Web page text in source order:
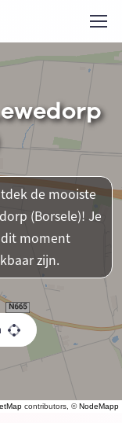
contributors, ©NodeMapp
de mooiste
(Borsele)! Je
moment
zijn.